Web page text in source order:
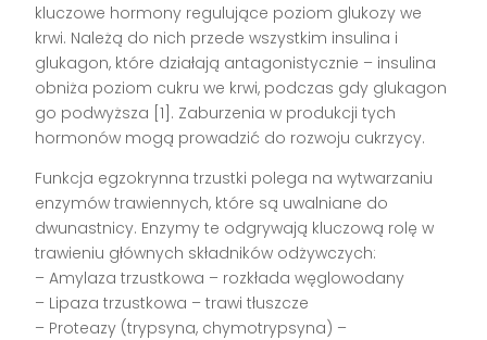
kluczowe hormony regulujące poziom glukozy we
krwi. Należą do nich przede wszystkim insulina i
glukagon, które działają antagonistycznie – insulina
obniża poziom cukru we krwi, podczas gdy glukagon
go podwyższa [1]. Zaburzenia w produkcji tych
hormonów mogą prowadzić do rozwoju cukrzycy.
Funkcja egzokrynna trzustki polega na wytwarzaniu
enzymów trawiennych, które są uwalniane do
dwunastnicy. Enzymy te odgrywają kluczową rolę w
trawieniu głównych składników odżywczych:
– Amylaza trzustkowa – rozkłada węglowodany
– Lipaza trzustkowa – trawi tłuszcze
– Proteazy (trypsyna, chymotrypsyna) –